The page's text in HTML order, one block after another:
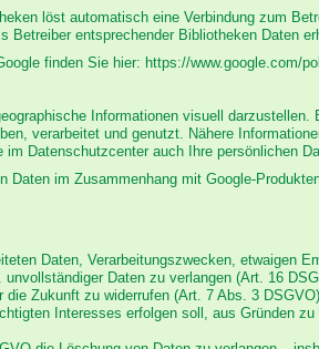
löst automatisch eine Verbindung zum
entsprechender Bibliotheken Daten
finden Sie hier: https://www.google.com/
Informationen visuell
verarbeitet und genutzt. Nähere
Datenschutzcenter auch Ihre persönlichen
Daten im Zusammenhang mit Google-
Daten, Verarbeitungszwecken, etwaigen
Daten zu verlangen (Art. 16
Zukunft zu widerrufen (Art. 7 Abs. 3
Interesses erfolgen soll, aus Gründen